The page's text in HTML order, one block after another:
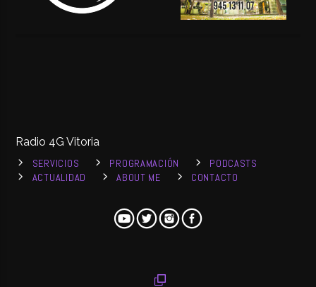
Radio 4G Vitoria
SERVICIOS PROGRAMACIÓN
PODCASTS
ACTUALIDAD
ABOUT ME CONTACTO